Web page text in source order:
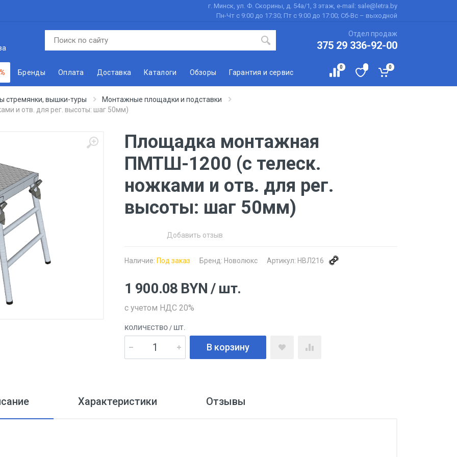
г. Минск, ул. Ф. Скорины, д. 54а/1, 3 этаж, e-mail: sale@letra.by
Пн-Чт с 9:00 до 17:30; Пт с 9:00 до 17:00; Сб-Вс – выходной
Отдел продаж
375 29 336-92-00
Бренды Оплата Доставка Каталоги Обзоры Гарантия и сервис
0 0
стремянки, вышки-туры
Монтажные площадки и подставки
и отв. для рег. высоты: шаг 50мм)
Площадка монтажная
ПМТШ-1200 (с телеск.
ножками и отв. для рег.
высоты: шаг 50мм)
Добавить отзыв
Наличие: Под заказ Бренд: Новолюкс Артикул: НВЛ216
1 900.08 BYN / шт.
с учетом НДС 20%
КОЛИЧЕСТВО / ШТ.
В корзину
Характеристики Отзывы